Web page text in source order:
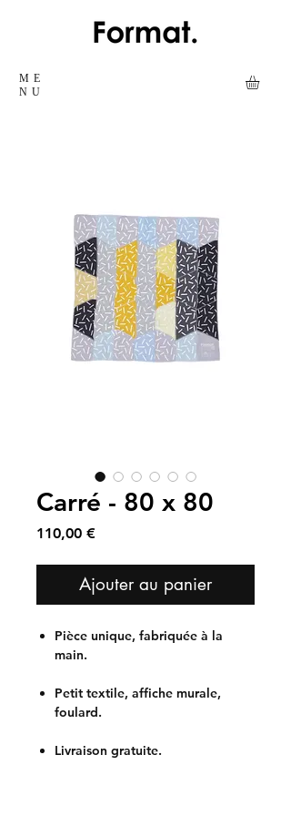
ME
NU
Carré - 80 x 80
110,00 €Prix
Ajouter au panier
Pièce unique, fabriquée à la
main.
Petit textile, affiche murale,
foulard.
Livraison gratuite.